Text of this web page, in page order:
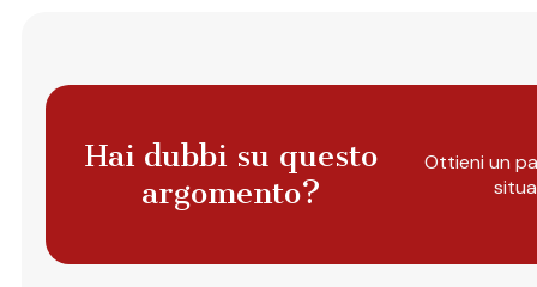
Hai dubbi su questo
argomento?
Ottieni un